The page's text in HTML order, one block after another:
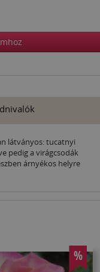
látványos: tucatnyi
pedig a virágcsodák
árnyékos helyre
%